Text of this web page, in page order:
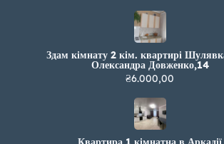
Здам кімнату 2 кім. квартирі
Олександра Довженко,14
₴6.000,00